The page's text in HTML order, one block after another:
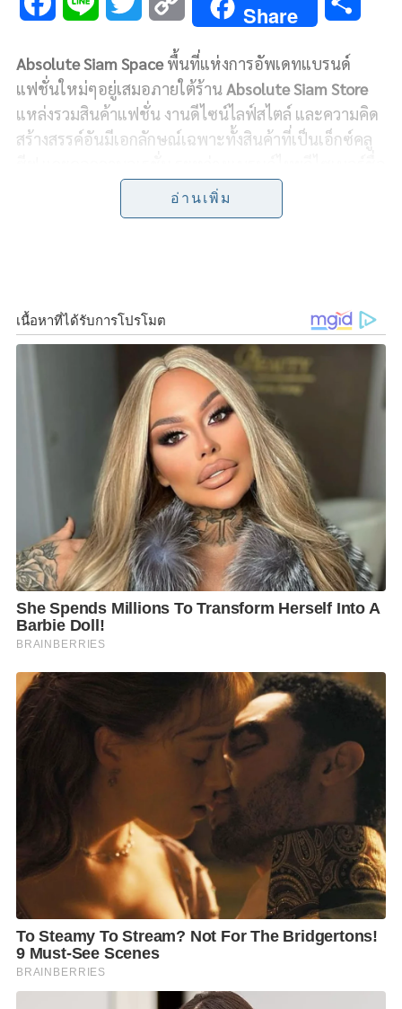
c
e
b
n
e
i
t
t
e
r
p
y
L
i
n
Share
r
e
Absolute Siam Spaceพื้นที่แห่งการอัพเดทแบรนด์
แฟชั่นใหม่ๆอยู่เสมอภายใต้ร้านAbsolute Siam Store
แหล่งรวมสินค้าแฟชั่น งานดีไซน์ไลฟ์สไตล์ และความคิด
สร้างสรรค์อันมีเอกลักษณ์เฉพาะทั้งสินค้าที่เป็นเอ็กซ์คลู
ดังหรือสินค้าสุดเอ็กซ์คลูซีฟที่ไม่เคยมีมาก่อน แตกต่างไม่
เหมือนใคร พร้อมเผยโฉมคอลเลคชั่นจาก 3 แบรนด์ให้ได้
waterandothers
(วอเตอร์แอนด์อาเธอร์ส) ดับความร้อน
ด้วยชุดว่ายน้ำสุดชิคมีสไตล์ไม่ซ้ำใคร ซิกเนเจอร์จะมี
ความเป็น feminine ผู้หญิงสูง colourful สีสันสดใส และ
Functionable ใช้ประโยชน์ได้ มีแพทเทิร์นที่คลาสสิค
สามารถใส่ได้นานไม่เอาท์ มีติดตู้เสื้อผ้าไว้ถือเป็น classic
piece ได้ดีทีเดียว หยิบมาใส่เมื่อไหร่ก็ยังร่วมสมัยอยู่
แน่นอน ที่สำคัญการออกแบบจะคำนึงถึงการรองรับสรีระ
ผู้หญิงมากๆ จะใส่อวดหุ่นสวยริมชายหาด ถ่ายรูปโพสต์
ท่าสวยริมสระ หรือใส่ลงสระว่ายน้ำจริงไปเลยก็ไม่มีปัญหา
เรียกได้ว่ามีดีไซน์ที่เรียบง่ายแต่ไม่เหงามีลูกเล่นเล็กๆแฝง
ในชุด พร้อมสีสันสดใสที่มาเติมความสดชื่น
SCULPTURE Studio(สคัลป์เจอร์ สตูดิโอ) แบรนด์ที่เริ่ม
ต้นจากความรักแบบฉบับโครงสร้างนิยมที่มุ่งมั่นจะเติบโต
ไปเป็น“ไลฟ์สไตล์ แบรนด์”
ความสนใจในเรื่องของการสร้างสังคมที่ดีขึ้นกว่าเดิม
สังคมที่ไร้การกดขี่ข่มเหง แบ่งแยกกีดกัน สะท้อนผ่านการ
ออกแบบงานในแต่ละคอลเลคชั่น ที่จะมีความแปลกใหม่
และเต็มไปด้วยเนื้อหาที่ดึงให้ผู้คนฉุกคิดและช่วยกันก้าว
ผ่านกรอบเดิมเพื่อโลกที่ดีกว่า โดย
คอลเลกชั่น
Human
นำเสนอในเรื่องของการจำกัดสิทธิเสรีภาพ การ
รับรู้ – ยอมรับ มองว่าอัตลักษณ์ของผู้คนในยุคดิจิทัลและ
โซเชียลมีเดียเป็นสิ่งที่ขาดไม่ได้ ผู้คนแบ่งแยกตัวตนใน
โลกความจริงกับโลกเสมือน ทำให้เกิดร่างอวตารที่ผู้คน
แต่งแต้มแต่งเติมจนความจริงถูกบิดเบือน ผู้คนถูกปฏิเสธ
จากโลกความเป็นจริงในสังคมทุนนิยม
คอลเลกชั่นนี้หยิบประเด็นเหล่านี้มาตั้งคำถามและสร้าง
องค์ประกอบสื่อถึงมนุษย์อวตารที่ต้องผ่านประสบการณ์
อ่านเพิ่ม